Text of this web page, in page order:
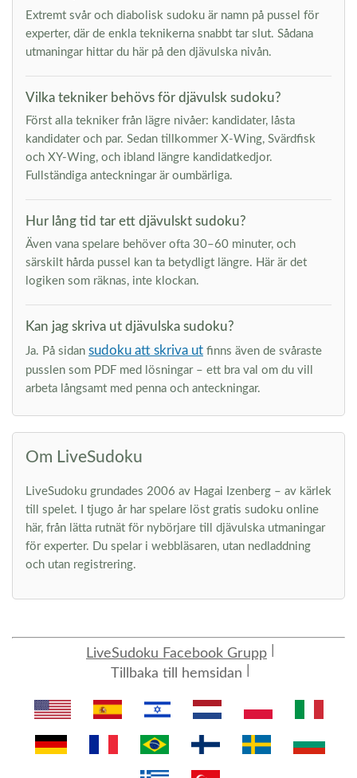
Extremt svår och diabolisk sudoku är namn på pussel för
experter, där de enkla teknikerna snabbt tar slut. Sådana
utmaningar hittar du här på den djävulska nivån.
Vilka tekniker behövs för djävulsk sudoku?
Först alla tekniker från lägre nivåer: kandidater, låsta
kandidater och par. Sedan tillkommer X-Wing, Svärdfisk
och XY-Wing, och ibland längre kandidatkedjor.
Fullständiga anteckningar är oumbärliga.
Hur lång tid tar ett djävulskt sudoku?
Även vana spelare behöver ofta 30–60 minuter, och
särskilt hårda pussel kan ta betydligt längre. Här är det
logiken som räknas, inte klockan.
Kan jag skriva ut djävulska sudoku?
Ja. På sidan sudoku att skriva ut finns även de svåraste
pusslen som PDF med lösningar – ett bra val om du vill
arbeta långsamt med penna och anteckningar.
Om LiveSudoku
LiveSudoku grundades 2006 av Hagai Izenberg – av kärlek
till spelet. I tjugo år har spelare löst gratis sudoku online
här, från lätta rutnät för nybörjare till djävulska utmaningar
för experter. Du spelar i webbläsaren, utan nedladdning
och utan registrering.
LiveSudoku Facebook Grupp
Tillbaka till hemsidan